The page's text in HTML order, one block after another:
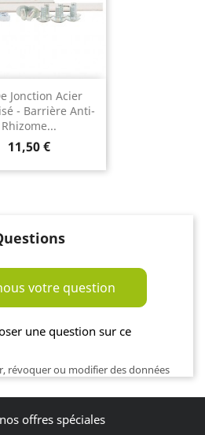
Jonction Acier
- Barrière Anti-
Rhizome...
Prix
11,50 €
votre question
une question sur ce
révoquer ou modifier des données
offres spéciales